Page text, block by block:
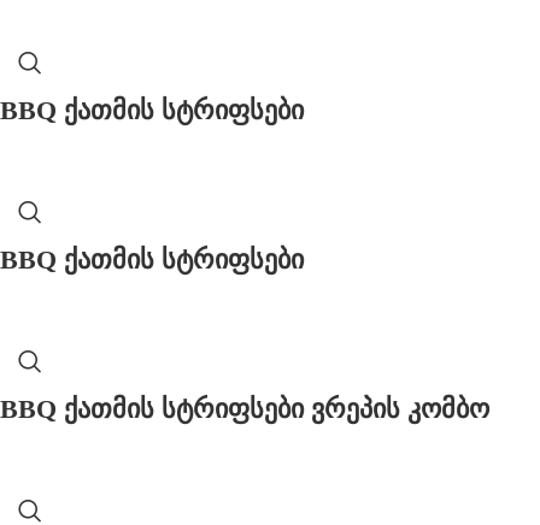
BBQ ქათმის სტრიფსები
BBQ ქათმის სტრიფსები
BBQ ქათმის სტრიფსები ვრეპის კომბო